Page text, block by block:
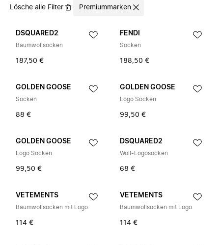
Lösche alle Filter Premiummarken
DSQUARED2
Baumwollsocken
187,50 €
FENDI
Socken
188,50 €
GOLDEN GOOSE
Socken
88 €
GOLDEN GOOSE
Logo Socken
99,50 €
GOLDEN GOOSE
Logo Socken
99,50 €
DSQUARED2
Woll-Logosocken
68 €
VETEMENTS
Baumwollsocken mit Logo
114 €
VETEMENTS
Baumwollsocken mit Logo
114 €